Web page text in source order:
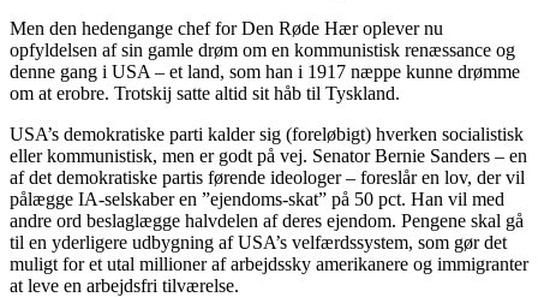
Men den hedengange chef for Den Røde Hær oplever nu
opfyldelsen af sin gamle drøm om en kommunistisk renæssance og
denne gang i USA – et land, som han i 1917 næppe kunne drømme
om at erobre. Trotskij satte altid sit håb til Tyskland.
USA’s demokratiske parti kalder sig (foreløbigt) hverken socialistisk
eller kommunistisk, men er godt på vej. Senator Bernie Sanders – en
af det demokratiske partis førende ideologer – foreslår en lov, der vil
pålægge IA-selskaber en ”ejendoms-skat” på 50 pct. Han vil med
andre ord beslaglægge halvdelen af deres ejendom. Pengene skal gå
til en yderligere udbygning af USA’s velfærdssystem, som gør det
muligt for et utal millioner af arbejdssky amerikanere og immigranter
at leve en arbejdsfri tilværelse.